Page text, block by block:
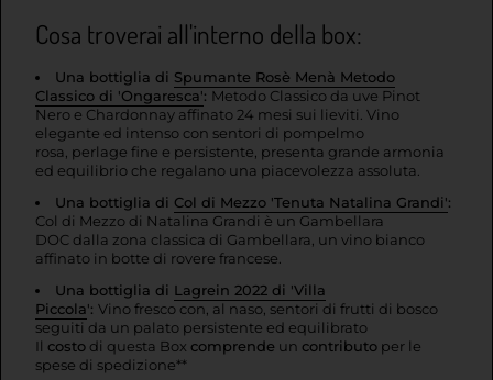
Cosa troverai all'interno della box:
Una bottiglia di Spumante Rosè Menà Metodo
Classico di 'Ongaresca': Metodo Classico da uve Pinot
Nero e Chardonnay affinato 24 mesi sui lieviti. Vino
elegante ed intenso con sentori di pompelmo
rosa, perlage fine e persistente, presenta grande armonia
ed equilibrio che regalano una piacevolezza assoluta.
Una bottiglia di Col di Mezzo 'Tenuta Natalina Grandi':
Col di Mezzo di Natalina Grandi è un Gambellara
DOC dalla zona classica di Gambellara, un vino bianco
affinato in botte di rovere francese.
Una bottiglia di Lagrein 2022 di 'Villa
Piccola': Vino fresco con, al naso, sentori di frutti di bosco
seguiti da un palato persistente ed equilibrato
Il costo di questa Box comprende un contributo per le
spese di spedizione**